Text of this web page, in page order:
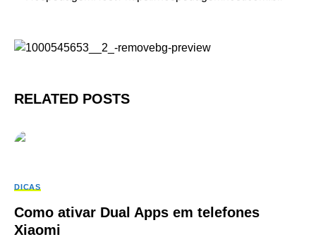
RELATED POSTS
DICAS
Como ativar Dual Apps em telefones
Xiaomi